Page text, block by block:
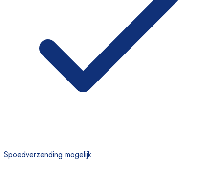
Spoedverzending mogelijk